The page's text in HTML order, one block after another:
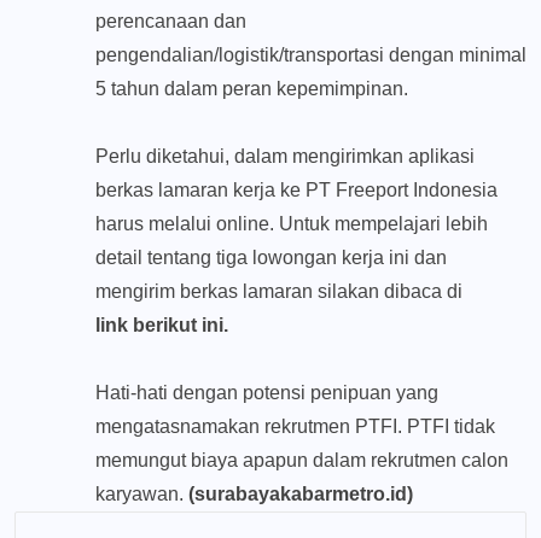
perencanaan dan
pengendalian/logistik/transportasi dengan minimal
5 tahun dalam peran kepemimpinan.
Perlu diketahui, dalam mengirimkan aplikasi
berkas lamaran kerja ke PT Freeport Indonesia
harus melalui online. Untuk mempelajari lebih
detail tentang tiga lowongan kerja ini dan
mengirim berkas lamaran silakan dibaca di
link berikut ini.
Hati-hati dengan potensi penipuan yang
mengatasnamakan rekrutmen PTFI. PTFI tidak
memungut biaya apapun dalam rekrutmen calon
karyawan. (surabayakabarmetro.id)